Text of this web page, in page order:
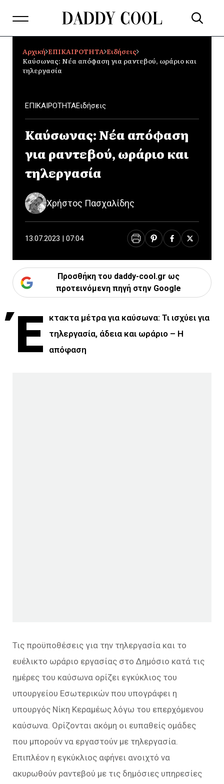
Αρχική ΕΠΙΚΑΙΡΟΤΗΤΑ Ειδήσεις
Καύσωνας: Νέα απόφαση για ραντεβού, ωράριο και
τηλεργασία
ΕΠΙΚΑΙΡΟΤΗΤΑΕιδήσεις
Καύσωνας: Νέα απόφαση
για ραντεβού, ωράριο και
τηλεργασία
Χρήστος Πασχαλίδης
13.07.2023 | 07:04
Προσθήκη του daddy-cool.gr ως
προτεινόμενη πηγή στην Google
Έ
κτακτα μέτρα για καύσωνα: Τι ισχύει για
τηλεργασία, άδεια και ωράριο – Η
απόφαση
Τις προϋποθέσεις για την τηλεργασία και το
ευέλικτο ωράριο εργασίας στο Δημόσιο κατά τις
ημέρες του καύσωνα ορίζει εγκύκλιος του
υπουργείου Εσωτερικών που υπογράφει η
υπουργός Νίκη Κεραμέως λόγω του επερχόμενου
καύσωνα. Ορίζονται ακόμη οι ευπαθείς ομάδες
που μπορούν να εργαστούν με τηλεργασία.
Επιπλέον η εγκύκλιος αφήνει ανοιχτό να
ακυρωθούν ραντεβού με τις δημόσιες υπηρεσίες